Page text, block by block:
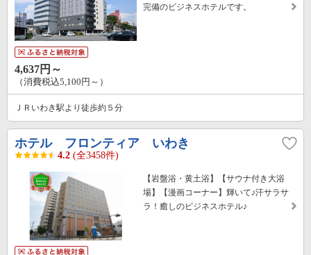
完備のビジネスホテルです。
4,637円～
（消費税込5,100円～）
ＪＲいわき駅より徒歩約５分
ホテル フロンティア いわき
4.2 (全3458件)
【岩盤浴・黄土浴】【サウナ付き大浴
場】【漫画コーナー】輝いて♪汗サラサ
ラ！癒しのビジネスホテル♪